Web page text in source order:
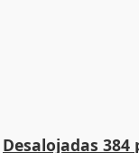
Desalojadas